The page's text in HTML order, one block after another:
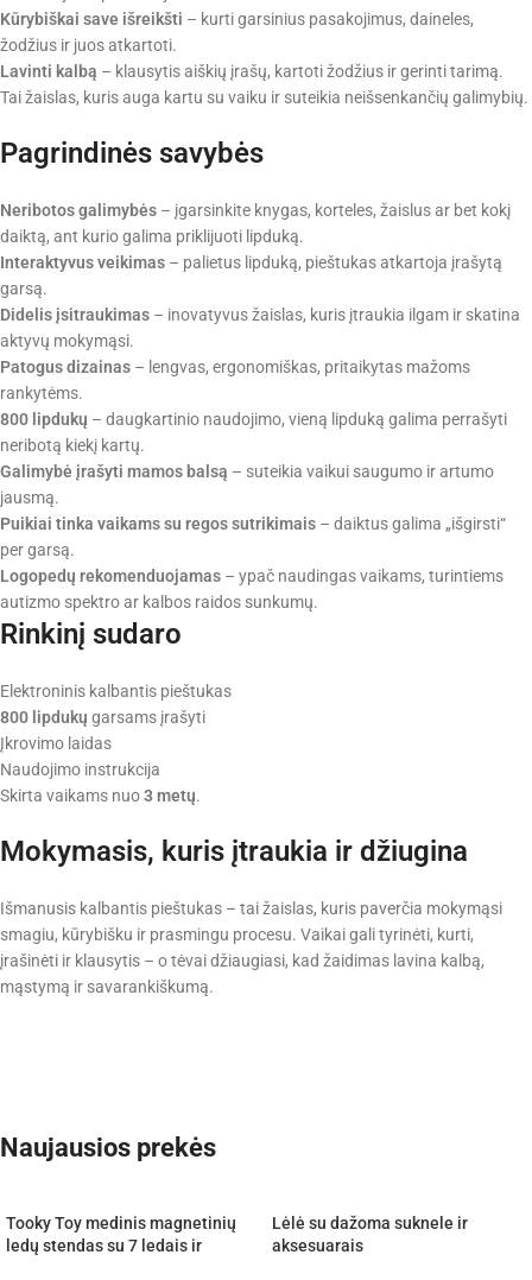
Kūrybiškai save išreikšti – kurti garsinius pasakojimus, daineles,
žodžius ir juos atkartoti.
Lavinti kalbą – klausytis aiškių įrašų, kartoti žodžius ir gerinti tarimą.
Tai žaislas, kuris auga kartu su vaiku ir suteikia neišsenkančių galimybių.
Pagrindinės savybės
Neribotos galimybės – įgarsinkite knygas, korteles, žaislus ar bet kokį
daiktą, ant kurio galima priklijuoti lipduką.
Interaktyvus veikimas – palietus lipduką, pieštukas atkartoja įrašytą
garsą.
Didelis įsitraukimas – inovatyvus žaislas, kuris įtraukia ilgam ir skatina
aktyvų mokymąsi.
Patogus dizainas – lengvas, ergonomiškas, pritaikytas mažoms
rankytėms.
800 lipdukų – daugkartinio naudojimo, vieną lipduką galima perrašyti
neribotą kiekį kartų.
Galimybė įrašyti mamos balsą – suteikia vaikui saugumo ir artumo
jausmą.
Puikiai tinka vaikams su regos sutrikimais – daiktus galima „išgirsti“
per garsą.
Logopedų rekomenduojamas – ypač naudingas vaikams, turintiems
autizmo spektro ar kalbos raidos sunkumų.
Rinkinį sudaro
Elektroninis kalbantis pieštukas
800 lipdukų garsams įrašyti
Įkrovimo laidas
Naudojimo instrukcija
Skirta vaikams nuo3 metų.
Mokymasis, kuris įtraukia ir džiugina
Išmanusis kalbantis pieštukas – tai žaislas, kuris paverčia mokymąsi
smagiu, kūrybišku ir prasmingu procesu. Vaikai gali tyrinėti, kurti,
įrašinėti ir klausytis – o tėvai džiaugiasi, kad žaidimas lavina kalbą,
mąstymą ir savarankiškumą.
Naujausios prekės
Tooky Toy medinis magnetinių
ledų stendas su 7 ledais ir
Lėlė su dažoma suknele ir
aksesuarais